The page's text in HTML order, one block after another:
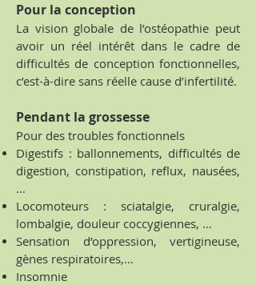
Pour la conception
La vision globale de l’ostéopathie peut
avoir un réel intérêt dans le cadre de
difficultés de conception fonctionnelles,
c’est-à-dire sans réelle cause d’infertilité.
Pendant la grossesse
Pour des troubles fonctionnels
Digestifs : ballonnements, difficultés de
digestion, constipation, reflux, nausées,
…
Locomoteurs : sciatalgie, cruralgie,
lombalgie, douleur coccygiennes, …
Sensation d’oppression, vertigineuse,
gènes respiratoires,…
Insomnie